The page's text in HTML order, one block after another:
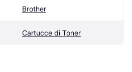
Brother
Cartucce di Toner